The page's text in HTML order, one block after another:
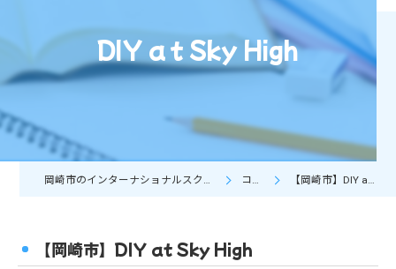
DIY aｔSky High
岡崎市のインターナショナルスクールならSky High コラム 【岡崎市】DIY at Sky High
【岡崎市】DIY at Sky High